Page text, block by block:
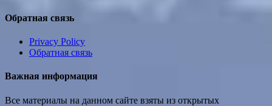
Обратная связь
Privacy Policy
Обратная связь
Важная информация
Все материалы на данном сайте взяты из открытых